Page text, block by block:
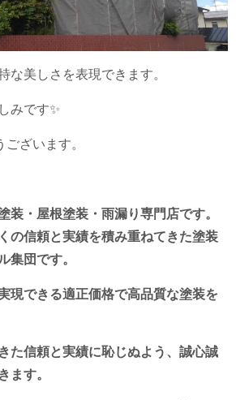
な美しさを表現できます。
みです✨
ざいます。
装・屋根塗装・雨漏り専門店です。
の信頼と実績を積み重ねてきた塗装
集団です。
現できる適正価格で高品質な塗装を
た信頼と実績に恥じぬよう、誠心誠
ます。